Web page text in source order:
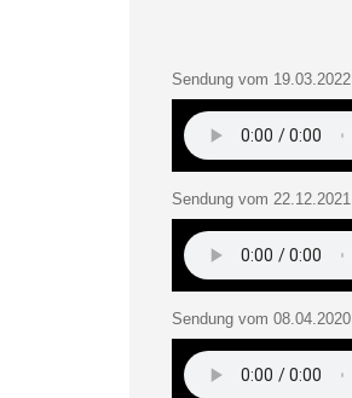
Sendung vom 19.03.2022
Sendung vom 22.12.2021
Sendung vom 08.04.2020